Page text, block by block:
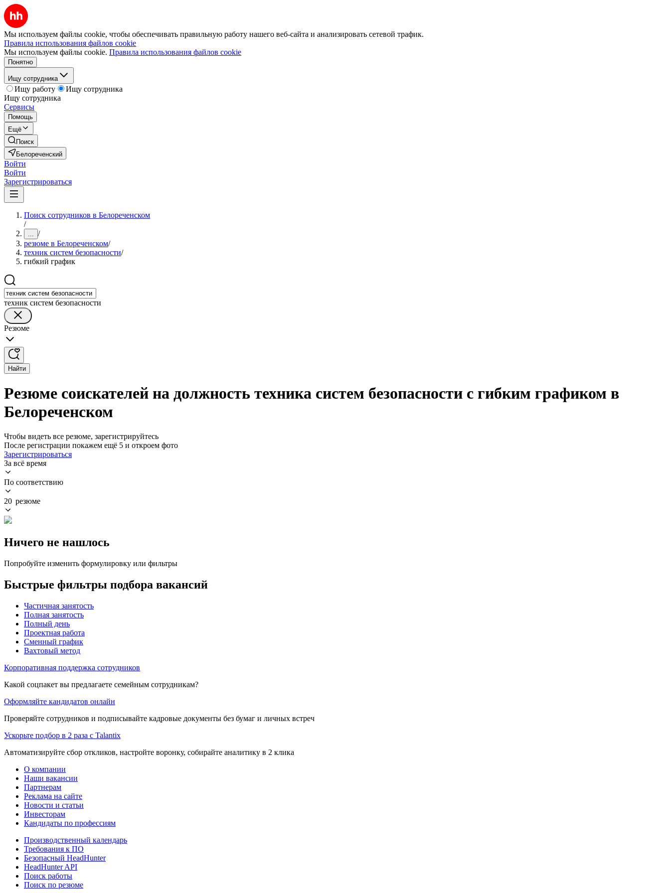
Мы используем файлы cookie, чтобы обеспечивать правильную работу нашего веб-сайта и анализировать сетевой трафик.
Правила использования файлов cookie
Мы используем файлы cookie. Правила использования файлов cookie
Понятно
Ищу сотрудника
Ищу работу
Ищу сотрудника
Ищу сотрудника
Сервисы
Помощь
Ещё
Поиск
Белореченский
Войти
Войти
Зарегистрироваться
Поиск сотрудников в Белореченском
/
... /
резюме в Белореченском/
техник систем безопасности/
гибкий график
техник систем безопасности
Резюме
Найти
Резюме соискателей на должность техника систем безопасности с гибким графиком в
Белореченском
Чтобы видеть все резюме, зарегистрируйтесь
После регистрации покажем ещё 5 и откроем фото
Зарегистрироваться
За всё время
По соответствию
20 резюме
Ничего не нашлось
Попробуйте изменить формулировку или фильтры
Быстрые фильтры подбора вакансий
Частичная занятость
Полная занятость
Полный день
Проектная работа
Сменный график
Вахтовый метод
Корпоративная поддержка сотрудников
Какой соцпакет вы предлагаете семейным сотрудникам?
Оформляйте кандидатов онлайн
Проверяйте сотрудников и подписывайте кадровые документы без бумаг и личных встреч
Ускорьте подбор в 2 раза с Talantix
Автоматизируйте сбор откликов, настройте воронку, собирайте аналитику в 2 клика
О компании
Наши вакансии
Партнерам
Реклама на сайте
Новости и статьи
Инвесторам
Кандидаты по профессиям
Производственный календарь
Требования к ПО
Безопасный HeadHunter
HeadHunter API
Поиск работы
Поиск по резюме